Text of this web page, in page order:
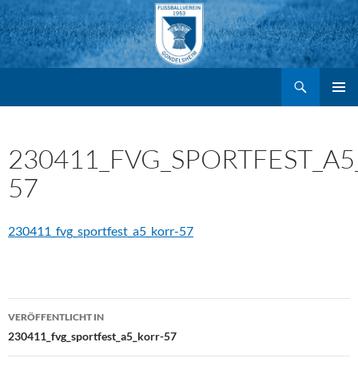
Zum
Inhalt
springen
57
230411_fvg_sportfest_a5_korr-57
Beitragsnavigation
VERÖFFENTLICHT IN
230411_fvg_sportfest_a5_korr-57